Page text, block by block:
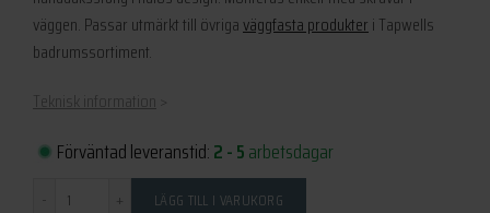
var:
1
995 kr.
är:
väggen. Passar utmärkt till övrigaväggfasta produkter i Tapwells
badrumssortiment.
Teknisk information
Förväntad leveranstid:2 - 5arbetsdagar
LÄGG TILL I VARUKORG